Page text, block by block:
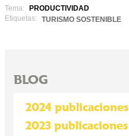
Tema:
PRODUCTIVIDAD
Etiquetas:
TURISMO SOSTENIBLE
BLOG
2024 publicaciones
2023 publicaciones